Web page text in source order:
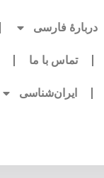
دربارۀ فارسی
تماس با ما
ایران‌شناسی